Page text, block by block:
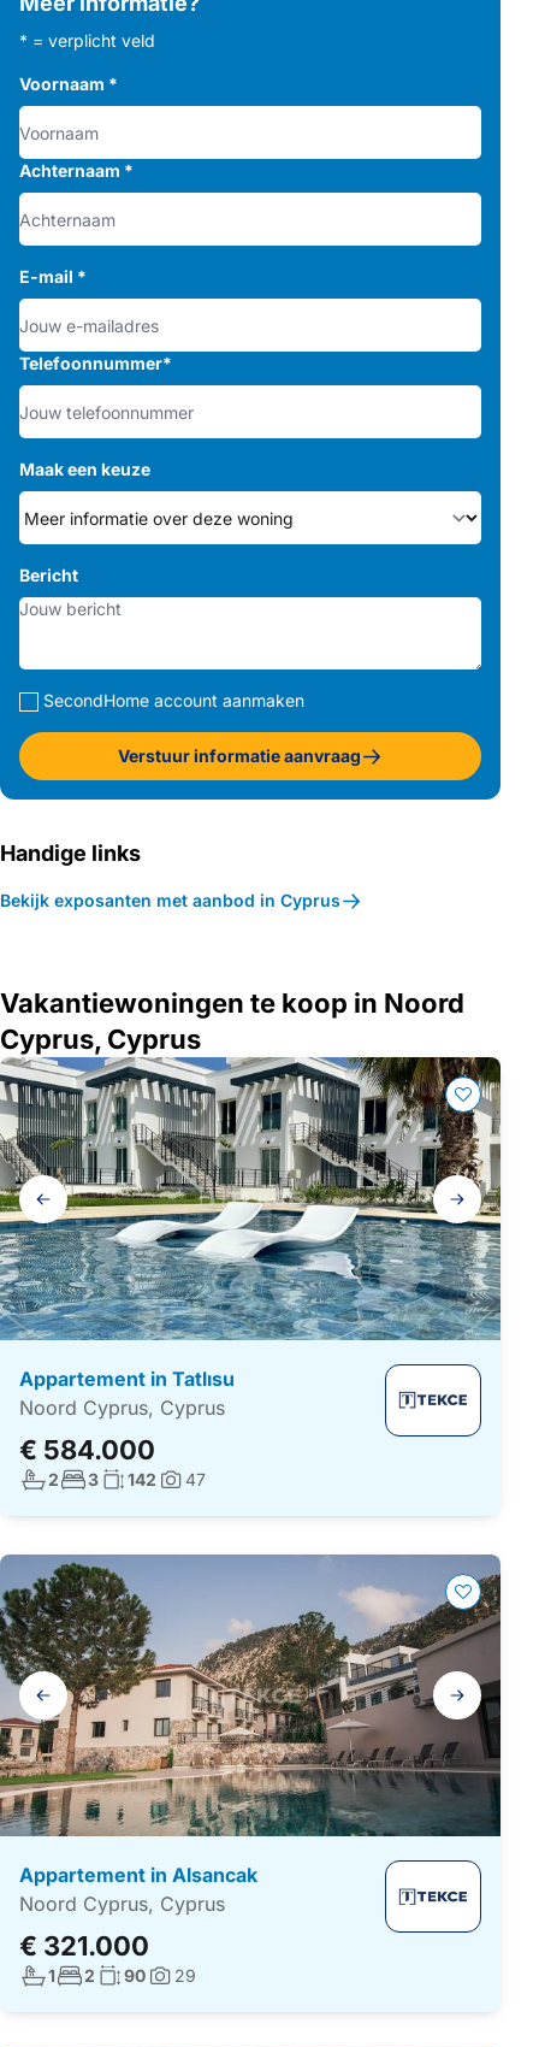
* = verplicht veld
Voornaam *
Achternaam *
E-mail *
Telefoonnummer*
Maak een keuze
Bericht
SecondHome account aanmaken
Verstuur informatie aanvraag
Handige links
Bekijk exposanten met aanbod in Cyprus
Vakantiewoningen te koop in Noord
Cyprus, Cyprus
Galerij
navigatie
Appartement in Tatlısu
Noord Cyprus, Cyprus
€ 584.000
Aantal badkamers:
2Aantal slaapkamers:
3Woonoppervlakte:
142 Foto's:
47
Galerij
navigatie
Appartement in Alsancak
Noord Cyprus, Cyprus
€ 321.000
Aantal badkamers:
1Aantal slaapkamers:
2 Woonoppervlakte:
90Foto's:
29